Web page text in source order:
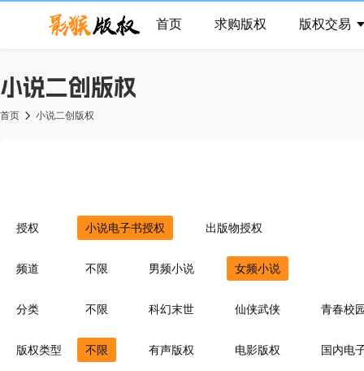
首页 求购版权 版权交易
小说二创版权
首页 小说二创版权
授权 小说电子书授权 出版物授权
频道 不限 男频小说 女频小说
分类 不限 科幻末世 仙侠武侠
青春校
灵异惊悚
耽美百合 青梅竹马
菁
版权类型 不限 有声版权 电影版权 国内电